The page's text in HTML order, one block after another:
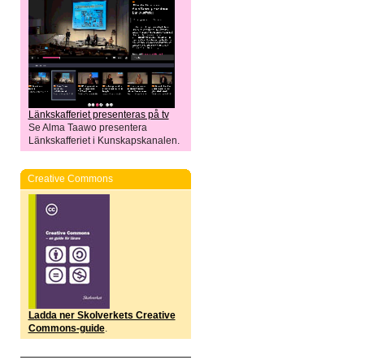
Länkskafferiet presenteras på tv
Se Alma Taawo presentera
Länkskafferiet i Kunskapskanalen.
Creative Commons
Ladda ner Skolverkets Creative
Commons-guide.